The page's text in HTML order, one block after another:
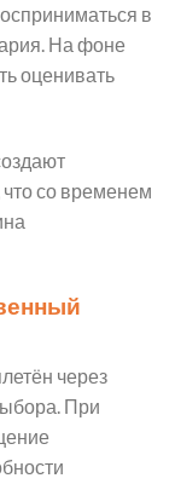
в
На фоне
оценивать
со временем
через
При